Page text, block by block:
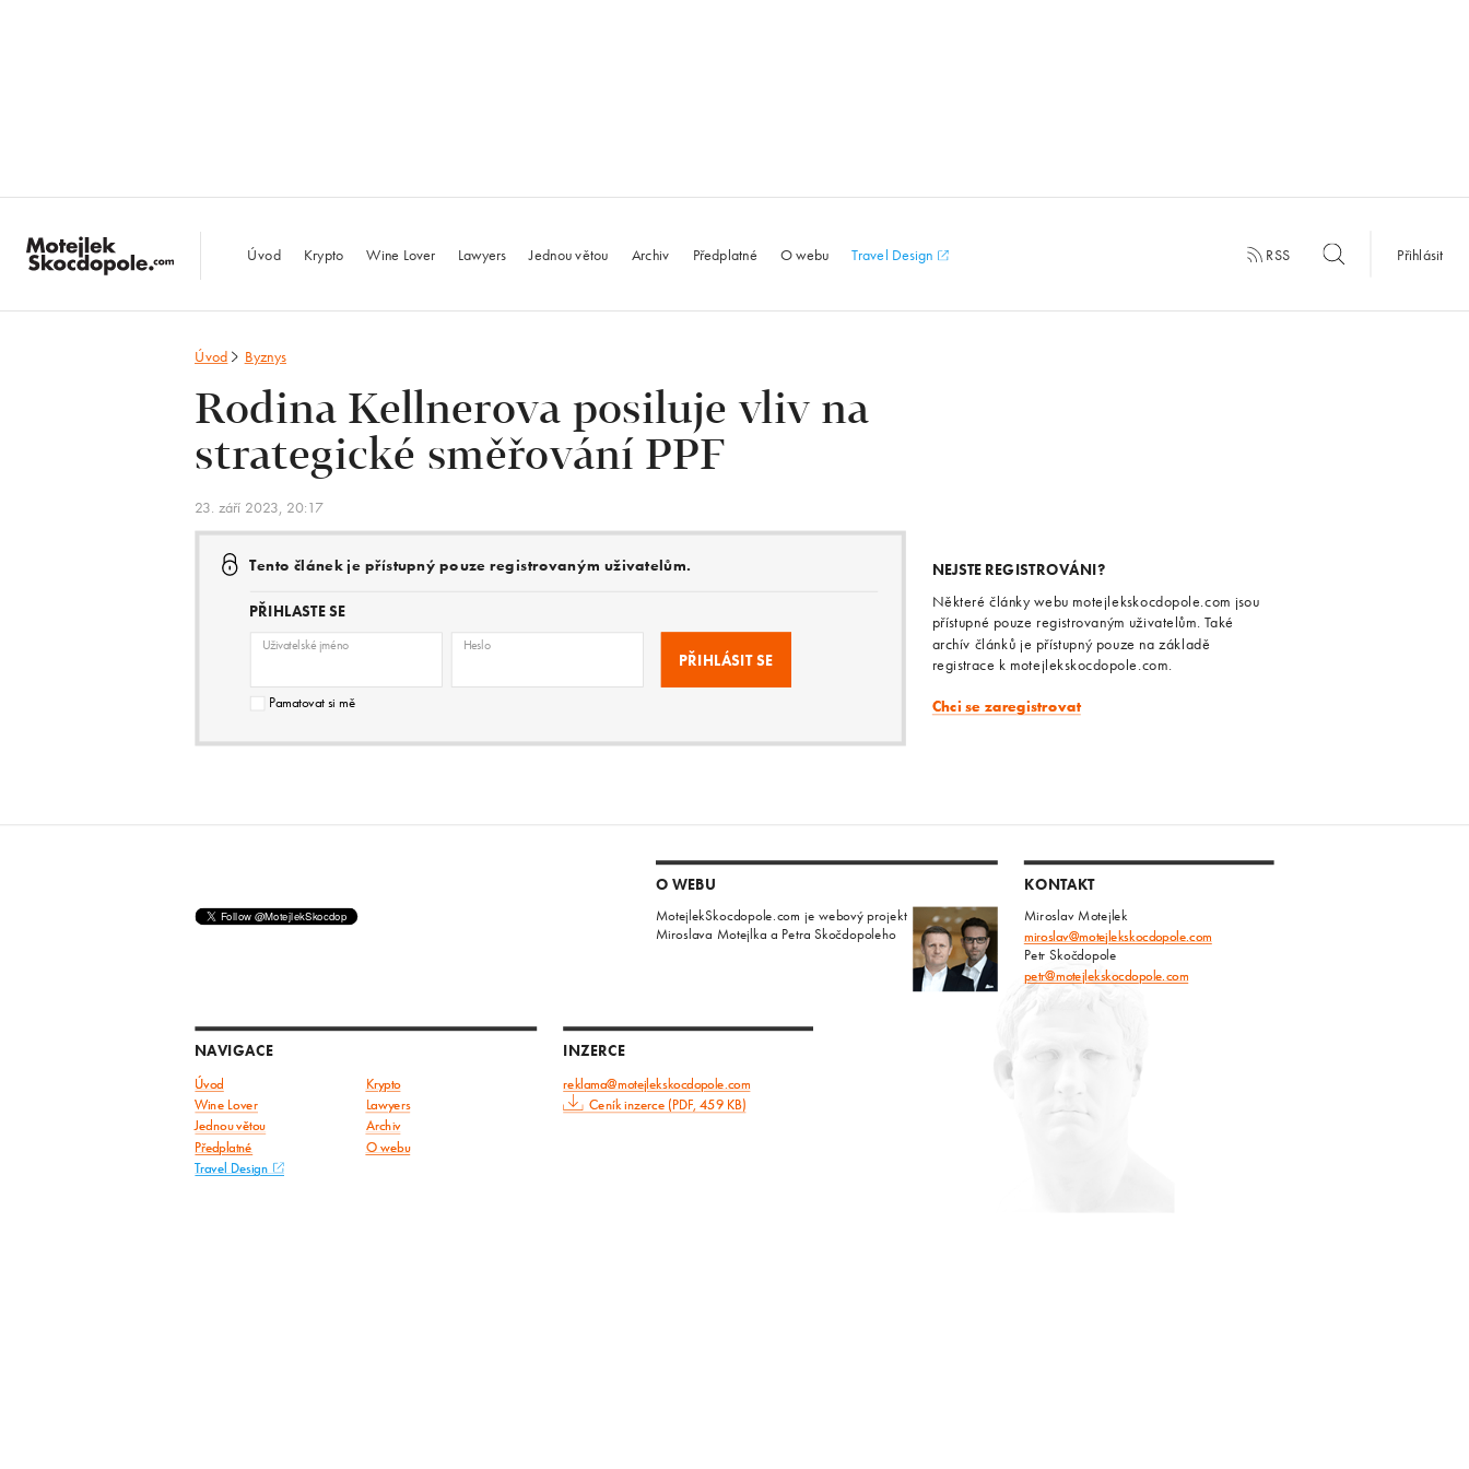
MotejlekSkocdopole.com
Úvod Krypto Wine Lover Lawyers Jednou větou Archiv Předplatné O webu Travel Design RSS Přihlásit
Úvod Byznys
Rodina Kellnerova posiluje vliv na
strategické směřování PPF
23. září 2023, 20:17
Tento článek je přístupný pouze registrovaným uživatelům.
PŘIHLASTE SE
Uživatelské jméno Heslo
Pamatovat si mě
NEJSTE REGISTROVÁNI?
Některé články webu motejlekskocdopole.com jsou
přístupné pouze registrovaným uživatelům. Také
archív článků je přístupný pouze na základě
registrace k motejlekskocdopole.com.
Chci se zaregistrovat
O WEBU
MotejlekSkocdopole.com je webový projekt
Miroslava Motejlka a Petra Skočdopoleho
KONTAKT
Miroslav Motejlek
miroslav@motejlekskocdopole.com
Petr Skočdopole
petr@motejlekskocdopole.com
NAVIGACE
Úvod
Krypto
Wine Lover
Lawyers
Jednou větou Archiv
Předplatné O webu
Travel Design
INZERCE
reklama@motejlekskocdopole.com
Ceník inzerce (PDF, 459 KB)